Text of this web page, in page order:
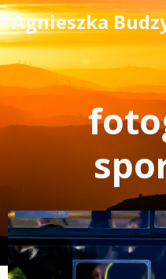
Agnieszka